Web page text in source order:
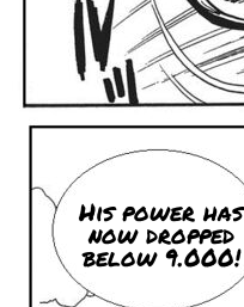
His power has
now dropped
below 9.000!